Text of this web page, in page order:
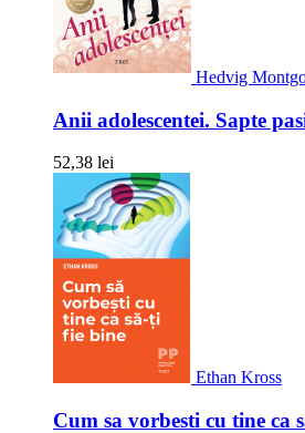
Hedvig
Anii adolescentei. Sapte
52,38 lei
Ethan Kross
Cum sa vorbesti cu tine ca